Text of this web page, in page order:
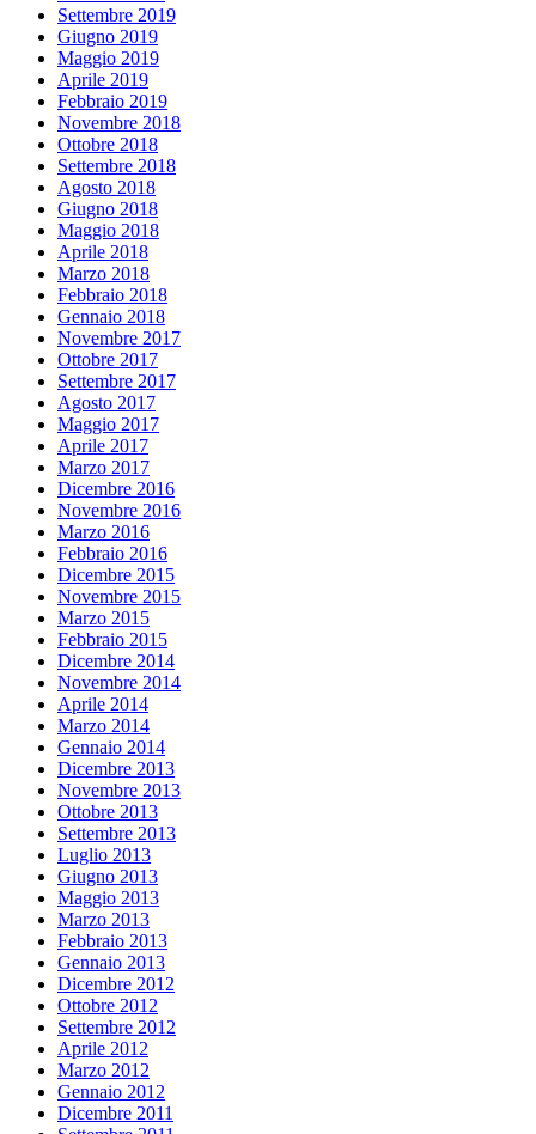
Settembre 2019
Giugno 2019
Maggio 2019
Aprile 2019
Febbraio 2019
Novembre 2018
Ottobre 2018
Settembre 2018
Agosto 2018
Giugno 2018
Maggio 2018
Aprile 2018
Marzo 2018
Febbraio 2018
Gennaio 2018
Novembre 2017
Ottobre 2017
Settembre 2017
Agosto 2017
Maggio 2017
Aprile 2017
Marzo 2017
Dicembre 2016
Novembre 2016
Marzo 2016
Febbraio 2016
Dicembre 2015
Novembre 2015
Marzo 2015
Febbraio 2015
Dicembre 2014
Novembre 2014
Aprile 2014
Marzo 2014
Gennaio 2014
Dicembre 2013
Novembre 2013
Ottobre 2013
Settembre 2013
Luglio 2013
Giugno 2013
Maggio 2013
Marzo 2013
Febbraio 2013
Gennaio 2013
Dicembre 2012
Ottobre 2012
Settembre 2012
Aprile 2012
Marzo 2012
Gennaio 2012
Dicembre 2011